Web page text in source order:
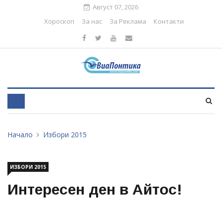
Август 07, 2026
Хороскоп
За нас За Реклама Контакти
Начало Избори 2015
ИЗБОРИ 2015
Интересен ден в Айтос!